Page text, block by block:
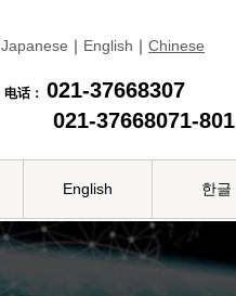
Japanese ｜ English ｜ Chinese
电话： 021-37668307
021-37668071-801
English 한글